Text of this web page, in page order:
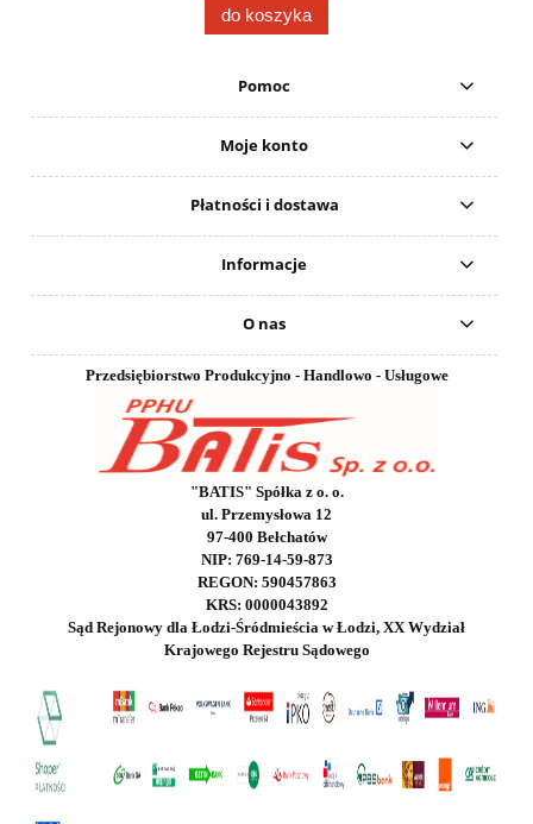
do koszyka
Pomoc
Moje konto
Płatności i dostawa
Informacje
O nas
Przedsiębiorstwo Produkcyjno - Handlowo - Usługowe
"BATIS" Spółka z o. o.
ul. Przemysłowa 12
97-400 Bełchatów
NIP: 769-14-59-873
REGON: 590457863
KRS: 0000043892
Sąd Rejonowy dla Łodzi-Śródmieścia w Łodzi, XX Wydział
Krajowego Rejestru Sądowego